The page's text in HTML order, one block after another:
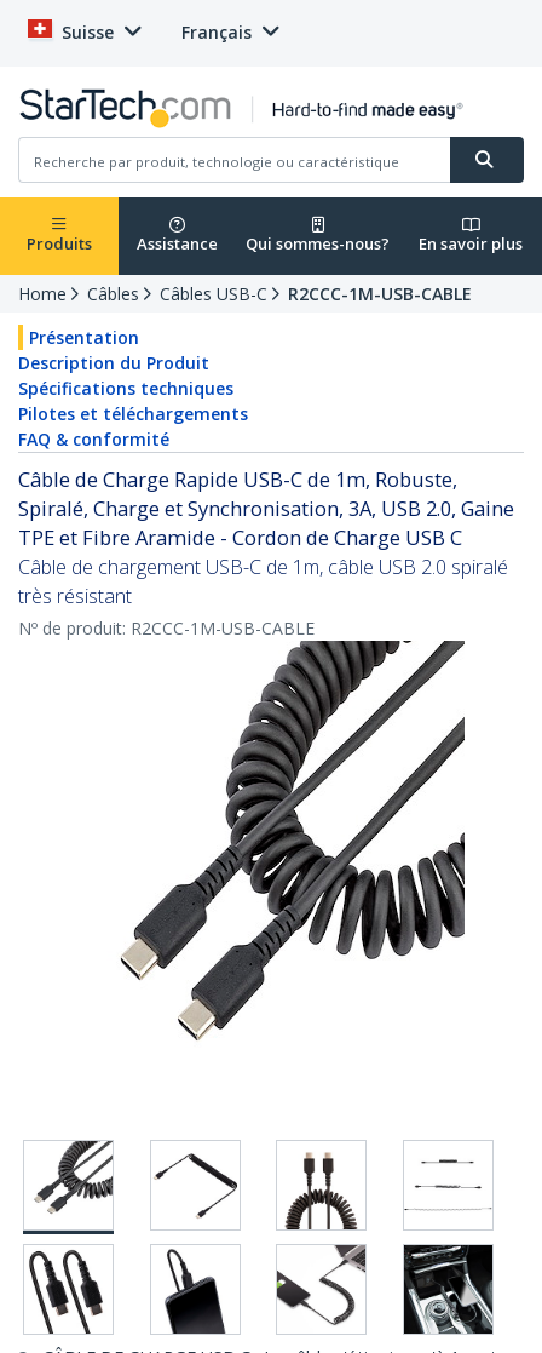
Suisse Français
Produits Assistance Qui sommes-nous? En savoir plus
Home Câbles Câbles USB-C
R2CCC-1M-USB-CABLE
Présentation
Description du Produit
Spécifications techniques
Pilotes et téléchargements
FAQ & conformité
Câble de Charge Rapide USB-C de 1m, Robuste,
Spiralé, Charge et Synchronisation, 3A, USB 2.0, Gaine
TPE et Fibre Aramide - Cordon de Charge USB C
Câble de chargement USB-C de 1m, câble USB 2.0 spiralé
très résistant
Nº de produit: R2CCC-1M-USB-CABLE